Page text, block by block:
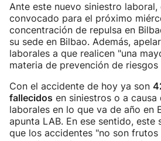
Ante este nuevo siniestro laboral,
convocado para el próximo
concentración de repulsa en
su sede en Bilbao. Además,
laborales a que realicen "una
materia de prevención de riesgos
Con el accidente de hoy ya son
fallecidos en siniestros o a causa
laborales en lo que va de año en
apunta LAB. En ese sentido, este
que los accidentes "no son